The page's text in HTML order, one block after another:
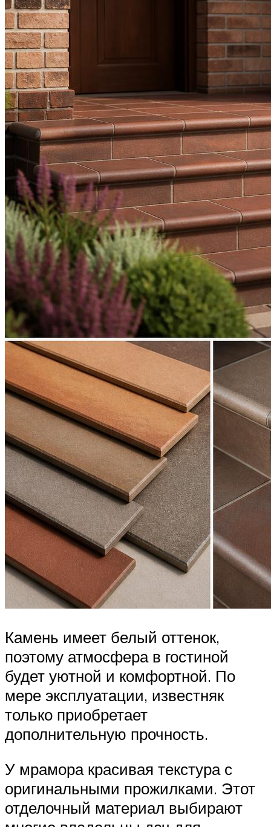
Камень имеет белый оттенок,
поэтому атмосфера в гостиной
будет уютной и комфортной. По
мере эксплуатации, известняк
только приобретает
дополнительную прочность.
У мрамора красивая текстура с
оригинальными прожилками. Этот
отделочный материал выбирают